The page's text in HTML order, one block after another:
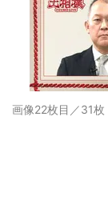
画像22枚目／31枚